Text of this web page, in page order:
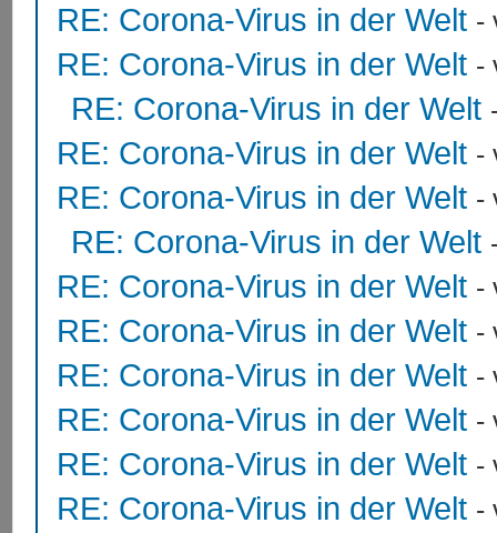
RE: Corona-Virus in der Welt -
RE: Corona-Virus in der Welt -
RE: Corona-Virus in der Welt
RE: Corona-Virus in der Welt -
RE: Corona-Virus in der Welt -
RE: Corona-Virus in der Welt
RE: Corona-Virus in der Welt -
RE: Corona-Virus in der Welt -
RE: Corona-Virus in der Welt -
RE: Corona-Virus in der Welt -
RE: Corona-Virus in der Welt -
RE: Corona-Virus in der Welt -